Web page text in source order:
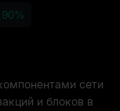
сети
и блоков в